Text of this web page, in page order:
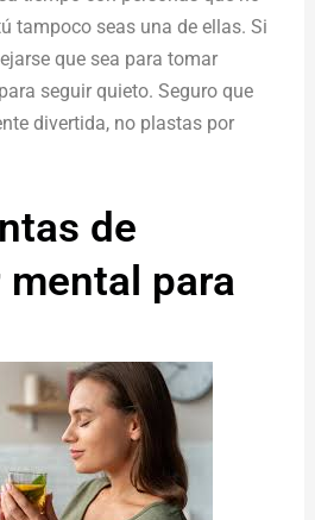
tampoco seas una de ellas. Si
que sea para tomar
seguir quieto. Seguro que
divertida, no plastas por
de
para